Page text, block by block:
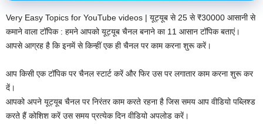
Very Easy Topics for YouTube videos | यूट्यूब से 25 से ₹30000 आसानी से
कमाने वाला टॉपिक : हमने आपको यूट्यूब चैनल बनाने का 11 आसान टॉपिक बताएं।
आपसे आग्रह है कि इनमें से किन्हीं एक ही चैनल पर काम करना शुरू करें।
आप किसी एक टॉपिक पर चैनल स्टार्ट करें और फिर उस पर लगातार काम करना शुरू कर
दें।
आपको अपने यूट्यूब चैनल पर निरंतर काम करते रहना है जिस समय आप वीडियो पब्लिश्ड
करते हैं कोशिश करें उस समय प्रत्येक दिन वीडियो अपलोड करें।